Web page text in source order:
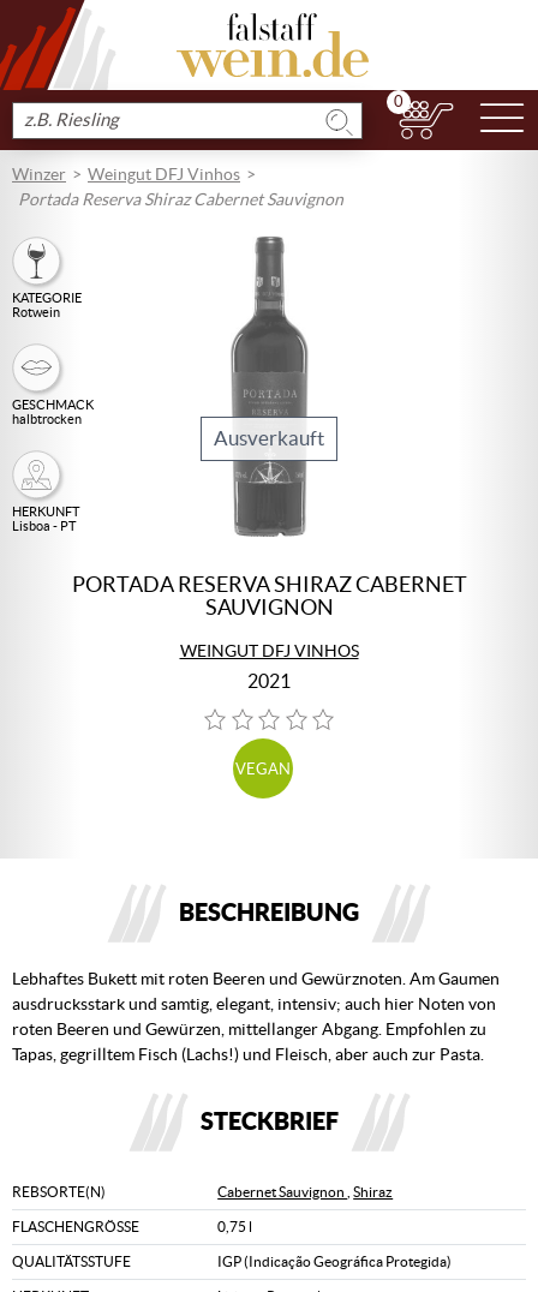
Produkt
suchen
0
Winzer
Weingut DFJ Vinhos
Portada Reserva Shiraz Cabernet Sauvignon
KATEGORIE
Rotwein
GESCHMACK
halbtrocken
HERKUNFT
Lisboa - PT
Ausverkauft
PORTADA RESERVA SHIRAZ CABERNET
SAUVIGNON
WEINGUT DFJ VINHOS
2021
VEGAN
BESCHREIBUNG
Lebhaftes Bukett mit roten Beeren und Gewürznoten. Am Gaumen
ausdrucksstark und samtig, elegant, intensiv; auch hier Noten von
roten Beeren und Gewürzen, mittellanger Abgang. Empfohlen zu
Tapas, gegrilltem Fisch (Lachs!) und Fleisch, aber auch zur Pasta.
STECKBRIEF
REBSORTE(N) Cabernet Sauvignon ,Shiraz
FLASCHENGRÖSSE 0,75 l
QUALITÄTSSTUFE IGP (Indicação Geográfica Protegida)